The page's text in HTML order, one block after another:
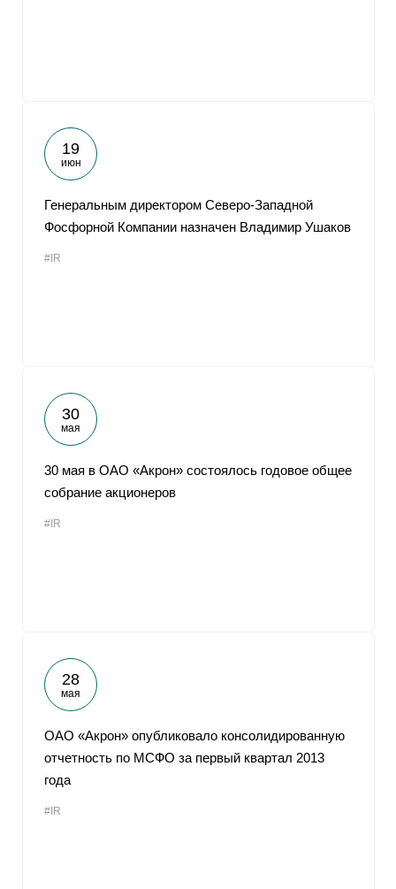
19
июн
Генеральным директором Северо-Западной
Фосфорной Компании назначен Владимир Ушаков
#IR
30
мая
30 мая в ОАО «Акрон» состоялось годовое общее
собрание акционеров
#IR
28
мая
ОАО «Акрон» опубликовало консолидированную
отчетность по МСФО за первый квартал 2013
года
#IR